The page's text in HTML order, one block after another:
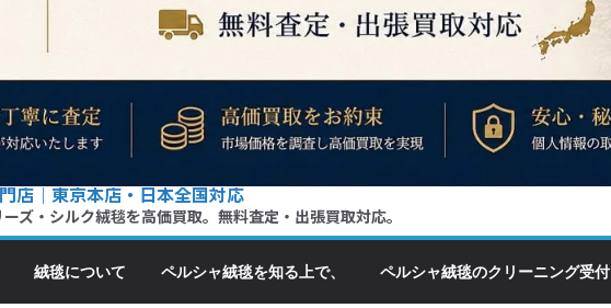
店｜東京本店・日本全国対応
ズ・シルク絨毯を高価買取。無料査定・出張買取対応。
絨毯について ペルシャ絨毯を知る上で、 ペルシャ絨毯のクリーニング受付